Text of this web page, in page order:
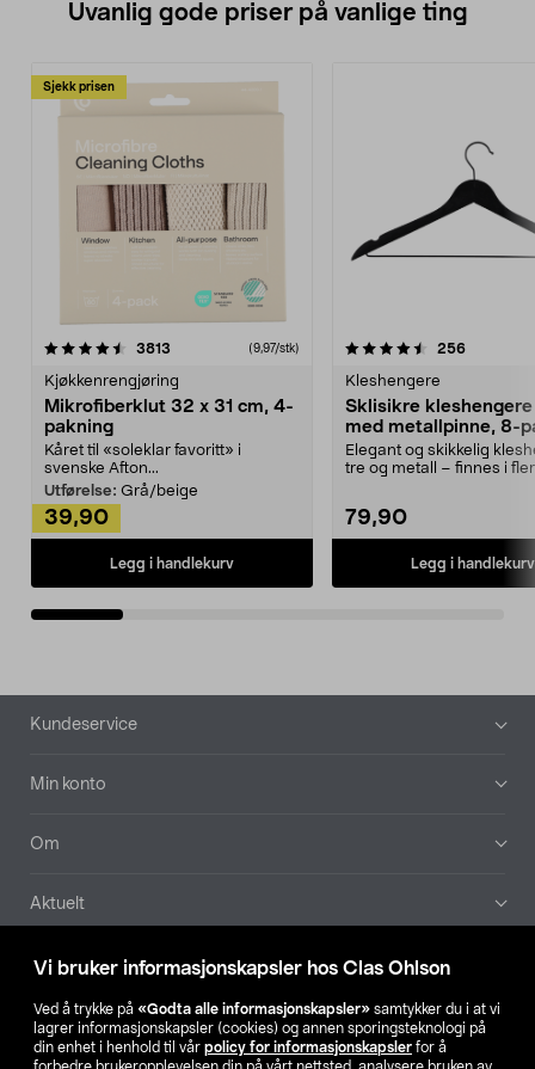
Vi bruker informasjonskapsler hos Clas Ohlson
Ved å trykke på «Godta alle informasjonskapsler» samtykker du i at vi
lagrer informasjonskapsler (cookies) og annen sporingsteknologi på
din enhet i henhold til vår policy for informasjonskapsler for å
Uvanlig gode priser på vanlige ting
Sjekk prisen
3813 anmeldelser(9,97/stk)
Kjøkkenrengjøring
Mikrofiberklut 32 x 31 cm, 4-
pakning
Kåret til «soleklar favoritt» i
svenske Afton...
Utførelse: Grå/beige
39,90
Legg i handlekurv
4.5av 5 stjerner 256
Kleshengere
Sklisikre
med metallpinne, 8-
Elegant og skikkelig
tre og metall – finnes i
79,90
Legg i handlekurv
4.5av 5 stjerner
Bunntekst
Kundeservice
Min konto
Om
Aktuelt
Våre selskaper
Finn din butikk